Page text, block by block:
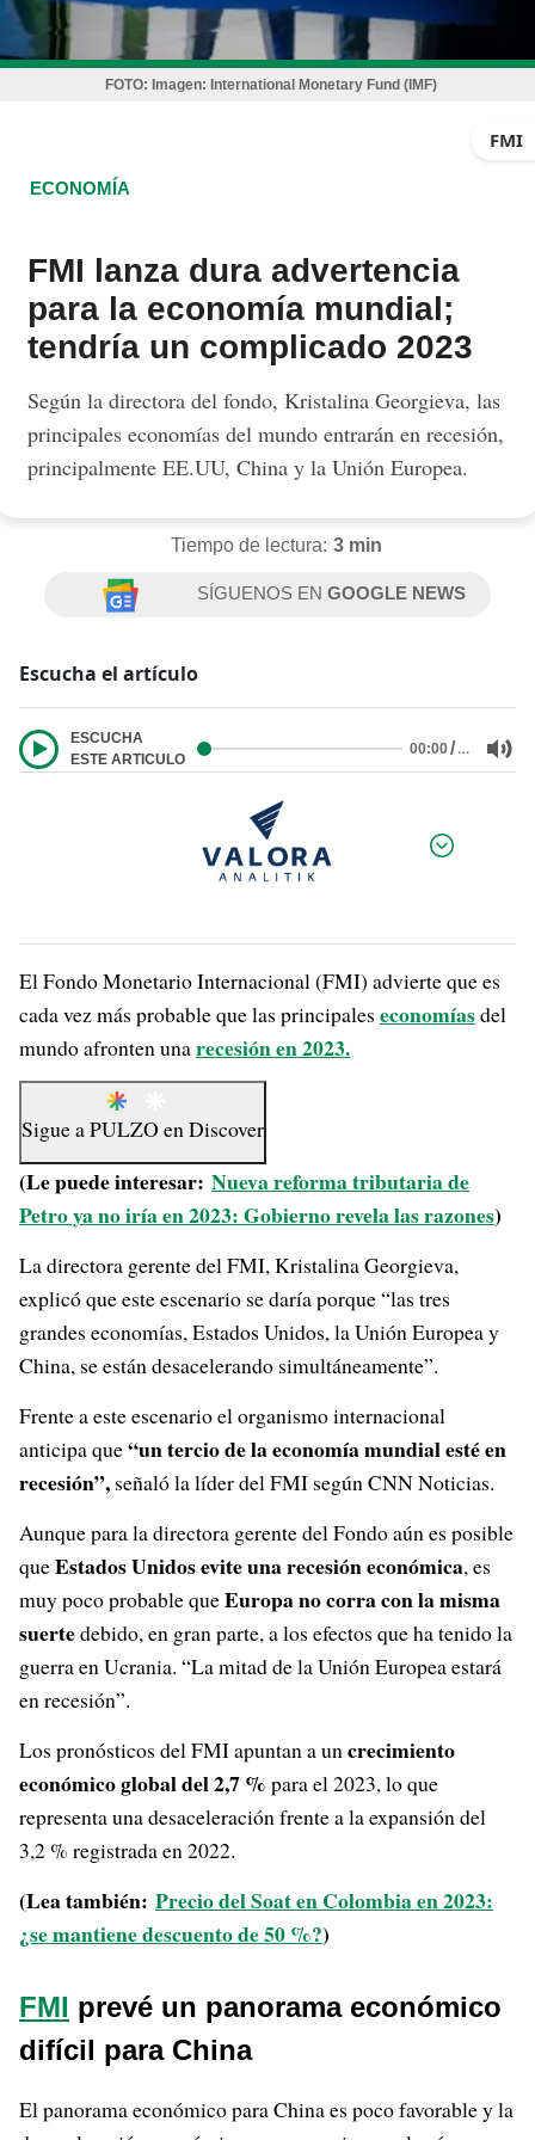
FOTO: Imagen: International Monetary Fund (IMF)
FMI
ECONOMÍA
FMI lanza dura advertencia
para la economía mundial;
tendría un complicado 2023
Según la directora del fondo, Kristalina Georgieva, las
principales economías del mundo entrarán en recesión,
principalmente EE.UU, China y la Unión Europea.
Tiempo de lectura: 3 min
SÍGUENOS ENGOOGLE NEWS
Escucha el artículo
ESCUCHA
ESTE ARTICULO
00:00/…
Por:
El Fondo Monetario Internacional (FMI) advierte que es
cada vez más probable que las principales economíasdel
mundo afronten unarecesión en 2023.
Sigue aPULZO enDiscover
(Le puede interesar: Nueva reforma tributaria de
Petro ya no iría en 2023: Gobierno revela las razones)
La directora gerente del FMI, Kristalina Georgieva,
explicó que este escenario se daría porque “las tres
grandes economías, Estados Unidos, la Unión Europea y
China, se están desacelerando simultáneamente”.
Frente a este escenario el organismo internacional
anticipa que“un tercio de la economía mundial esté en
recesión”, señaló la líder del FMI según CNN Noticias.
Aunque para la directora gerente del Fondo aún es posible
queEstados Unidos evite una recesión económica, es
muy poco probable queEuropa no corra con la misma
suertedebido, en gran parte, a los efectos que ha tenido la
guerra en Ucrania. “La mitad de la Unión Europea estará
en recesión”.
Los pronósticos del FMI apuntan a uncrecimiento
económico global del 2,7 % para el 2023, lo que
representa una desaceleración frente a la expansión del
3,2 % registrada en 2022.
(Lea también: Precio del Soat en Colombia en 2023:
¿se mantiene descuento de 50 %?)
FMI prevé un panorama económico
difícil para China
El panorama económico para China es poco favorable y la